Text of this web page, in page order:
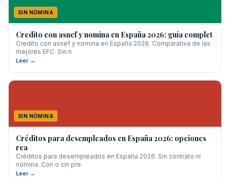
SIN NÓMINA
Credito con asnef y nomina en España 2026: guía complet
Credito con asnef y nomina en España 2026. Comparativa de las
mejores EFC. Sin n
Leer →
SIN NÓMINA
Créditos para desempleados en España 2026: opciones
rea
Créditos para desempleados en España 2026. Sin contrato ni
nómina. Con o sin pre
Leer →